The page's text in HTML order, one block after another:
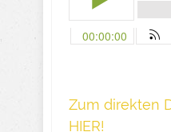
Z um direkte n
HIER!